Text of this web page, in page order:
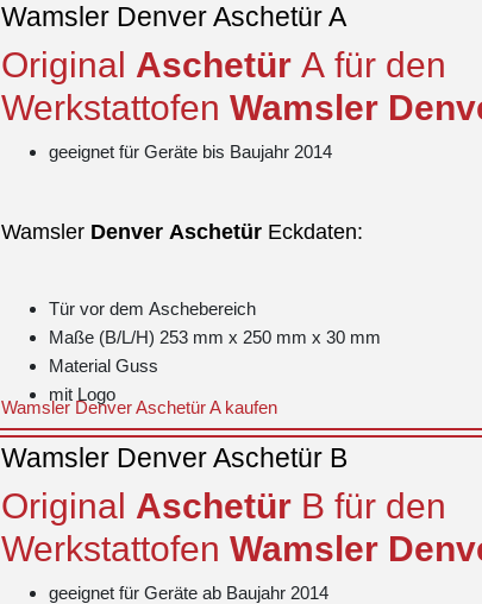
Wamsler Denver Aschetür A
Original Aschetür A für den
Werkstattofen Wamsler
geeignet für Geräte bis Baujahr 2014
Wamsler Denver Aschetür Eckdaten:
Tür vor dem Aschebereich
Maße (B/L/H) 253 mm x 250 mm x 30 mm
Material Guss
mit Logo
Wamsler Denver Aschetür A kaufen
Wamsler Denver Aschetür B
Original Aschetür B für den
Werkstattofen Wamsler
geeignet für Geräte ab Baujahr 2014